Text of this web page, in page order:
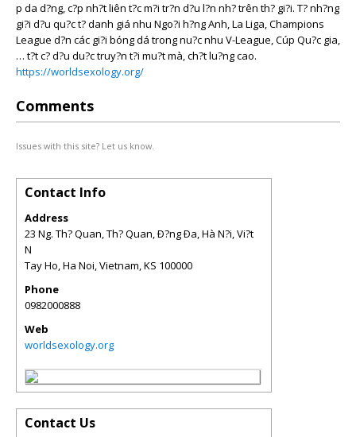
p da d?ng, c?p nh?t liên t?c m?i tr?n d?u l?n nh? trên th? gi?i. T? nh?ng
gi?i d?u qu?c t? danh giá nhu Ngo?i h?ng Anh, La Liga, Champions
League d?n các gi?i bóng dá trong nu?c nhu V-League, Cúp Qu?c gia,
… t?t c? d?u du?c truy?n t?i mu?t mà, ch?t lu?ng cao.
https://worldsexology.org/
Comments
Issues with this site? Let us know.
Contact Info
Address
23 Ng. Th? Quan, Th? Quan, Ð?ng Ða, Hà N?i, Vi?t
N
Tay Ho, Ha Noi, Vietnam,KS 100000
Phone
0982000888
Web
worldsexology.org
Contact Us